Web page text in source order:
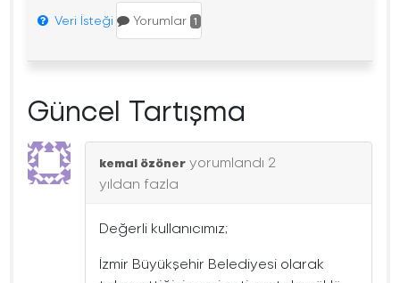
Veri İsteği Yorumlar 1
Güncel Tartışma
kemal özöner yorumlandı 2
yıldan fazla
Değerli kullanıcımız;
İzmir Büyükşehir Belediyesi olarak